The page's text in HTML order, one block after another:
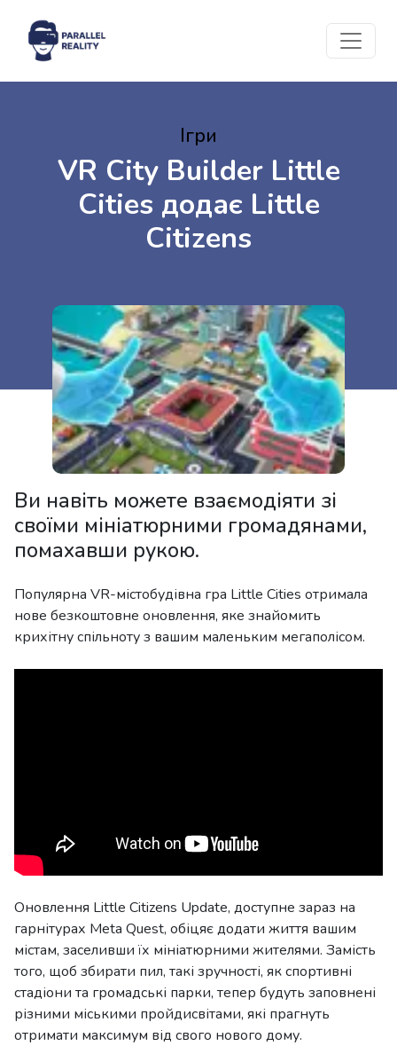
Ігри
VR City Builder Little
Cities додає Little
Citizens
Ви навіть можете взаємодіяти зі
своїми мініатюрними громадянами,
помахавши рукою.
Популярна VR-містобудівна гра Little Cities отримала
нове безкоштовне оновлення, яке знайомить
крихітну спільноту з вашим маленьким мегаполісом.
Оновлення Little Citizens Update, доступне зараз на
гарнітурах Meta Quest, обіцяє додати життя вашим
містам, заселивши їх мініатюрними жителями. Замість
того, щоб збирати пил, такі зручності, як спортивні
стадіони та громадські парки, тепер будуть заповнені
різними міськими пройдисвітами, які прагнуть
отримати максимум від свого нового дому.